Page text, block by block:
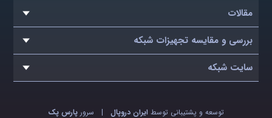
مقالات
بررسی و مقایسه تجهیزات شبکه
سایت شبکه
توسعه و پشتیبانی توسط ایران دروپال| سرور پارس پک